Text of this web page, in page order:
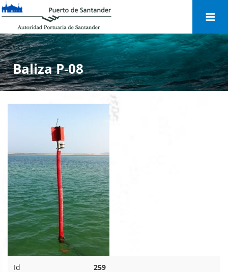
Baliza P-08
Id 259